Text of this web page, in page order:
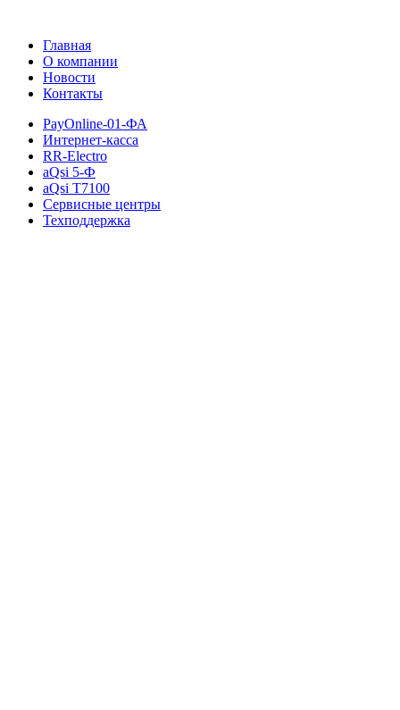
Главная
О компании
Новости
Контакты
PayOnline-01-ФА
Интернет-касса
RR-Electro
aQsi 5-Ф
aQsi T7100
Сервисные центры
Техподдержка